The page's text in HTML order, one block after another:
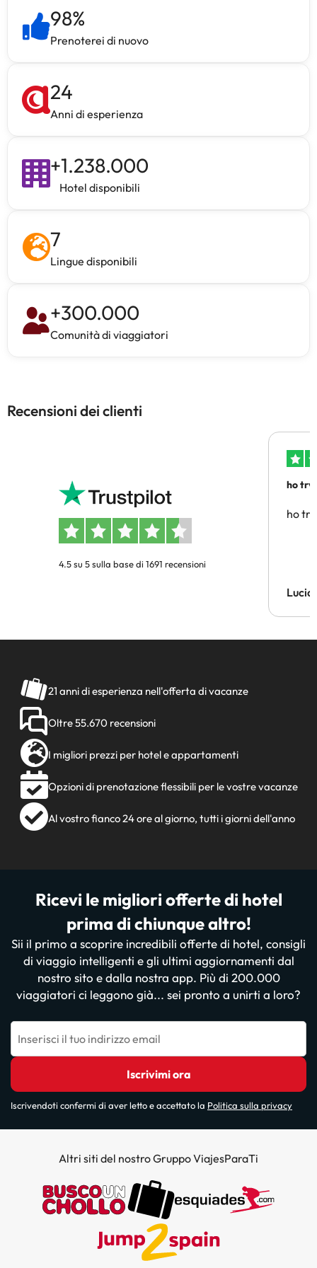
98%
Prenoterei di nuovo
24
Anni di esperienza
+1.238.000
Hotel disponibili
7
Lingue disponibili
+300.000
Comunità di viaggiatori
Recensioni dei clienti
4.5 su 5 sulla base di 1691 recensioni
ho
ho
Lucia
21 anni di esperienza nell'offerta di vacanze
Oltre 55.670 recensioni
I migliori prezzi per hotel e appartamenti
Opzioni di prenotazione flessibili per le vostre vacanze
Al vostro fianco 24 ore al giorno, tutti i giorni dell'anno
Ricevi le migliori offerte di hotel
prima di chiunque altro!
Sii il primo a scoprire incredibili offerte di hotel, consigli
di viaggio intelligenti e gli ultimi aggiornamenti dal
nostro sito e dalla nostra app. Più di 200.000
viaggiatori ci leggono già... sei pronto a unirti a loro?
Inserisci il tuo indirizzo email
Iscrivimi ora
Iscrivendoti confermi di aver letto e accettato la Politica sulla privacy
Altri siti del nostro Gruppo ViajesParaTi